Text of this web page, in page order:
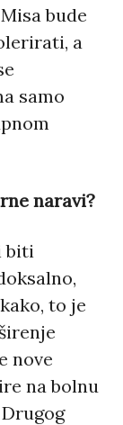
bude
a
samo
naravi?
biti
to je
nove
na bolnu